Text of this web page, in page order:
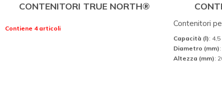
CONTENITORI TRUE NORTH®
Contiene 4 articoli
Contenitori
Capacità (l): 4,5
Diametro (mm)
Altezza (mm):